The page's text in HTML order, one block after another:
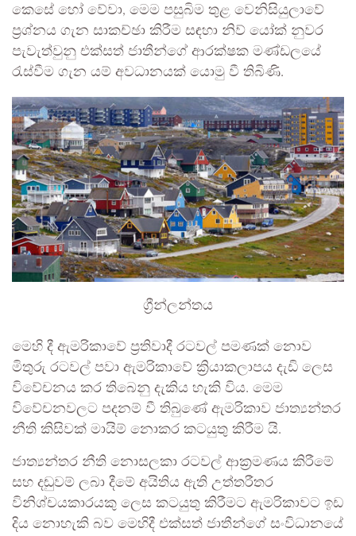
කෙසේ හෝ වේවා, මෙම පසුබිම තුළ වෙනිසියුලාවේ
ප්‍රශ්නය ගැන සාකච්ඡා කිරීම සඳහා නිව් යෝක් නුවර
පැවැත්වුනු එක්සත් ජාතීන්ගේ ආරක්ෂක මණ්ඩලයේ
රැස්වීම ගැන යම් අවධානයක් යොමු වී තිබිණි.
ග්‍රීන්ලන්තය
මෙහි දී ඇමරිකාවේ ප්‍රතිවාදී රටවල් පමණක් නොව
මිතුරු රටවල් පවා ඇමරිකාවේ ක්‍රියාකලාපය දැඩි ලෙස
විවේචනය කර තිබෙනු දැකිය හැකි විය. මෙම
විවේචනවලට පදනම් වී තිබුණේ ඇමරිකාව ජාත්‍යන්තර
නීති කිසිවක් මායිම් නොකර කටයුතු කිරීම යි.
ජාත්‍යන්තර නීති නොසලකා රටවල් ආක්‍රමණය කිරීමේ
සහ දඬුවම් ලබා දීමේ අයිතිය ඇති උත්තරීතර
විනිශ්චයකාරයකු ලෙස කටයුතු කිරීමට ඇමරිකාවට ඉඩ
දිය නොහැකි බව මෙහිදී එක්සත් ජාතීන්ගේ සංවිධානයේ